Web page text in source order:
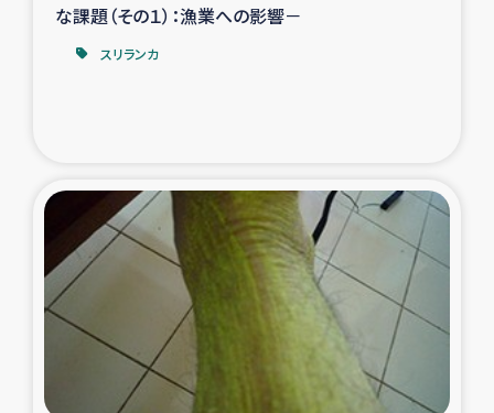
な課題（その１）：漁業への影響－
スリランカ